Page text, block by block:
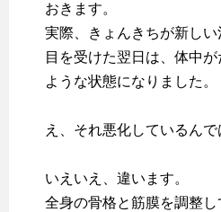
おきます。
実際、きょんきちが新し
目を受けた翌日は、体中
ような状態になりました。
え、それ悪化しているんで
いえいえ、違います。
全身の骨格と筋膜を調整